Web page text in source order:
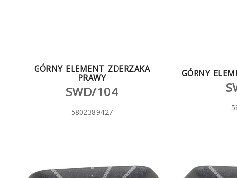
GÓRNY ELEMENT ZDERZAKA
PRAWY
SWD/104
5802389427
GÓRNY